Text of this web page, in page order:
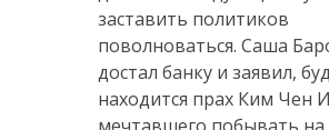
заставить политиков
поволноваться. Саша
достал банку и заявил,
находится прах Ким Чен